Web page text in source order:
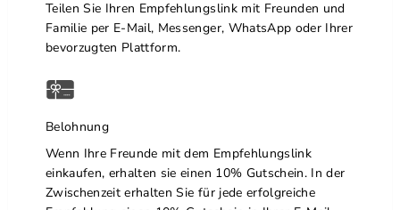
Teilen Sie Ihren Empfehlungslink mit Freunden und
Familie per E-Mail, Messenger, WhatsApp oder Ihrer
bevorzugten Plattform.
Belohnung
Wenn Ihre Freunde mit dem Empfehlungslink
einkaufen, erhalten sie einen 10% Gutschein. In der
Zwischenzeit erhalten Sie für jede erfolgreiche